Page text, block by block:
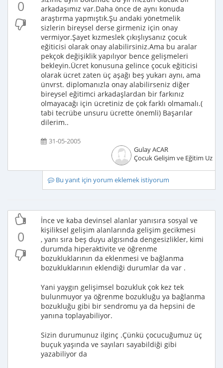
0
arkadaşımız var.Daha önce de aynı konuda
araştırma yapmıştık.Şu andaki yönetmelik
sizlerin bireysel derse girmeniz için onay
vermiyor.Şayet kızmeslek çıkışlıysanız çocuk
eğiticisi olarak onay alabilirsiniz.Ama bu aralar
pekçok değişiklik yapılıyor bence gelişmeleri
bekleyin.Ücret konusuna gelince çocuk eğiticisi
olarak ücret zaten üç aşağı beş yukarı aynı, ama
ünvrst. diplomanızla onay alabilirseniz diğer
bireysel eğitimci arkadaşlardan bir farkınız
olmayacağı için ücretiniz de çok farklı olmamalı.(
tabi tecrübe unsuru ücrette önemli) Başarılar
dilerim..
31-05-2005
Gulay ACAR
Çocuk Gelişim ve Eğitim
Bu yanıt için yorum eklemek istiyorum
0
İnce ve kaba devinsel alanlar yanısıra sosyal ve
kişiliksel gelişim alanlarında gelişim gecikmesi
, yanı sıra beş duyu algısında dengesizlikler, kimi
durumda hiperaktivite ve öğrenme
bozukluklarının da eklenmesi ve bağlanma
bozukluklarının eklendiği durumlar da var .
Yani yaygın gelişimsel bozukluk çok kez tek
bulunmuyor ya öğrenme bozukluğu ya bağlanma
bozukluğu gibi bir sendromu ya da hepsini de
yanına toplayabiliyor.
Sizin durumunuz ilginç .Çünkü çocucuğumuz üç
buçuk yaşında ve sayıları sayabildiği gibi
yazabiliyor da